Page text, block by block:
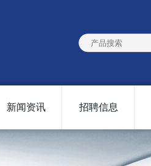
新闻资讯 招聘信息